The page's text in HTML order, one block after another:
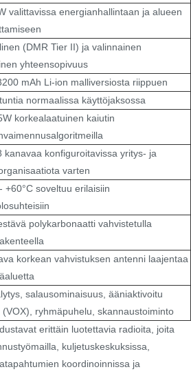
valittavissa energianhallintaan ja alueen
(DMR Tier II) ja valinnainen
yhteensopivuus
mAh Li-ion malliversiosta riippuen
normaalissa käyttöjaksossa
korkealaatuinen kaiutin
kanavaa konfiguroitavissa yritys- ja
varten
+60°C soveltuu erilaisiin
polykarbonaatti vahvistetulla
korkean vahvistuksen antenni laajentaa
salausominaisuus, ääniaktivoitu
(VOX), ryhmäpuhelu, skannaustoiminto
erittäin luotettavia radioita, joita
kuljetuskeskuksissa,
koordinoinnissa ja